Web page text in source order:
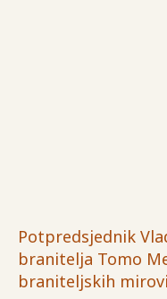
Potpredsjednik
branitelja Tomo
braniteljskih